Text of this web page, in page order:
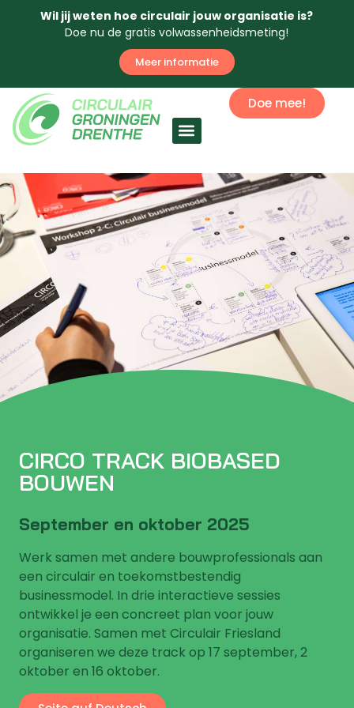
Wil jij weten hoe circulair jouw organisatie is?
Doe nu de gratis volwassenheidsmeting!
Meer informatie
Doe mee!
CIRCO TRACK BIOBASED
BOUWEN
September en oktober 2025
Werk samen met andere bouwprofessionals aan
een circulair en toekomstbestendig
businessmodel. In drie interactieve sessies
ontwikkel je een concreet plan voor jouw
organisatie. Samen met Circulair Friesland
organiseren we deze track op 17 september, 2
oktober en 16 oktober.